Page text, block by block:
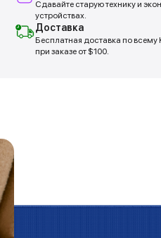
Сдавайте старую технику и
устройствах.
Доставка
Бесплатная доставка по всему
при заказе от $100.